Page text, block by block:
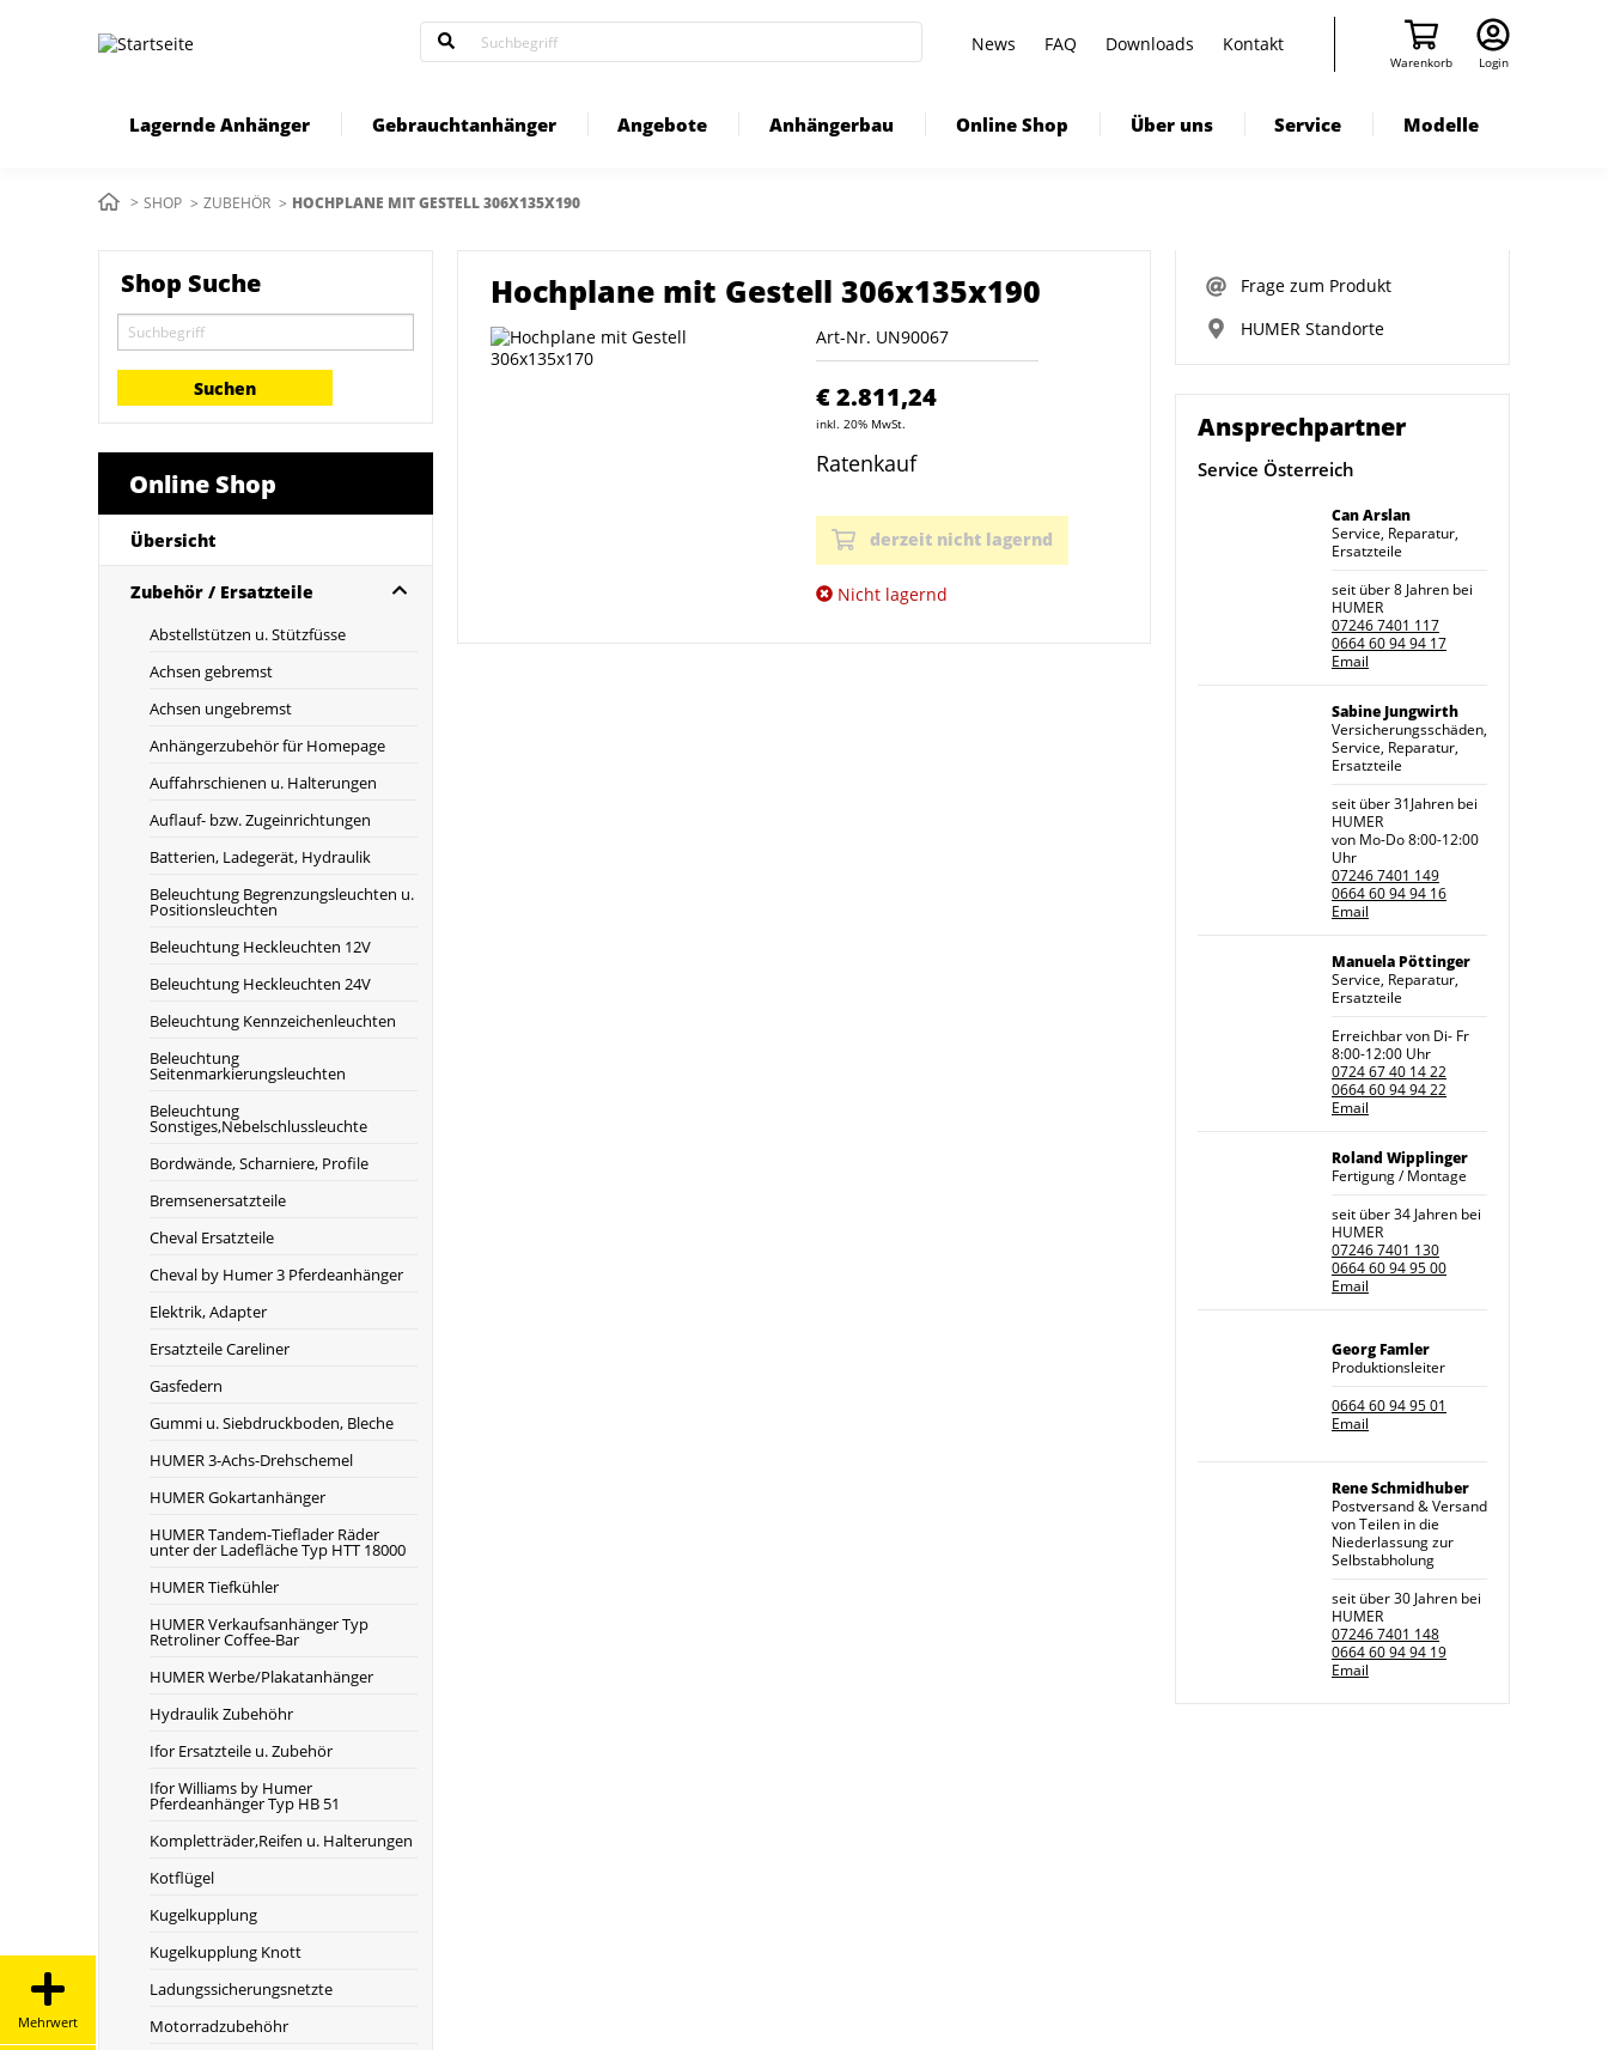
News FAQ Downloads Kontakt
Warenkorb Login
Lagernde Anhänger Gebrauchtanhänger Angebote Anhängerbau Online Shop Über uns Service Modelle
SHOP ZUBEHÖR AKTUELL:
HOCHPLANE MIT GESTELL 306X135X190
Hochplane mit Gestell 306x135x190
Art-Nr. UN90067
€ 2.811,24
inkl. 20% MwSt.
Ratenkauf
derzeit nicht lagernd
Nicht lagernd
Shop Suche
Online Shop
Übersicht
Zubehör / Ersatzteile
Abstellstützen u. Stützfüsse
Achsen gebremst
Achsen ungebremst
Anhängerzubehör für Homepage
Auffahrschienen u. Halterungen
Auflauf- bzw. Zugeinrichtungen
Batterien, Ladegerät, Hydraulik
Beleuchtung Begrenzungsleuchten u.
Positionsleuchten
Beleuchtung Heckleuchten 12V
Beleuchtung Heckleuchten 24V
Beleuchtung Kennzeichenleuchten
Beleuchtung
Seitenmarkierungsleuchten
Beleuchtung
Sonstiges,Nebelschlussleuchte
Bordwände, Scharniere, Profile
Bremsenersatzteile
Cheval Ersatzteile
Cheval by Humer 3 Pferdeanhänger
Elektrik, Adapter
Ersatzteile Careliner
Gasfedern
Gummi u. Siebdruckboden, Bleche
HUMER 3-Achs-Drehschemel
HUMER Gokartanhänger
HUMER Tandem-Tieflader Räder
unter der Ladefläche Typ HTT 18000
HUMER Tiefkühler
HUMER Verkaufsanhänger Typ
Retroliner Coffee-Bar
HUMER Werbe/Plakatanhänger
Hydraulik Zubehöhr
Ifor Ersatzteile u. Zubehör
Ifor Williams by Humer
Pferdeanhänger Typ HB 51
Kompletträder,Reifen u. Halterungen
Kotflügel
Kugelkupplung
Kugelkupplung Knott
Ladungssicherungsnetzte
Motorradzubehöhr
Frage zum Produkt
HUMER Standorte
Ansprechpartner
Service Österreich
Can Arslan
Service, Reparatur,
Ersatzteile
seit über 8 Jahren bei
HUMER
07246 7401 117
0664 60 94 94 17
Email
Sabine Jungwirth
Versicherungsschäden,
Service, Reparatur,
Ersatzteile
seit über 31Jahren bei
HUMER
von Mo-Do 8:00-12:00
Uhr
07246 7401 149
0664 60 94 94 16
Email
Manuela Pöttinger
Service, Reparatur,
Ersatzteile
Erreichbar von Di- Fr
8:00-12:00 Uhr
0724 67 40 14 22
0664 60 94 94 22
Email
Roland Wipplinger
Fertigung / Montage
seit über 34 Jahren bei
HUMER
07246 7401 130
0664 60 94 95 00
Email
Georg Famler
Produktionsleiter
0664 60 94 95 01
Email
Rene Schmidhuber
Postversand & Versand
von Teilen in die
Niederlassung zur
Selbstabholung
seit über 30 Jahren bei
HUMER
07246 7401 148
0664 60 94 94 19
Email
Mehrwert